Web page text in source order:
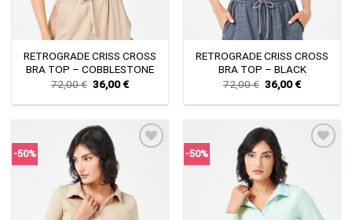
RETROGRADE CRISS CROSS
BRA TOP – COBBLESTONE
72,00€ Original
price
was:
36,00€Current
is:
RETROGRADE CRISS CROSS
BRA TOP – BLACK
72,00€ Original
price
was:
36,00€Current
is:
-50%
Πρόσθήκη
στην λίστα
επιθυμιών
-50%
Πρόσθήκη
στην λίστα
επιθυμιών